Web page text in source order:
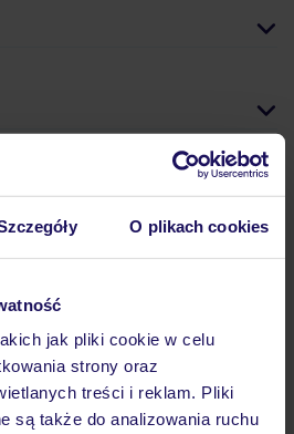
O plikach cookies
jak pliki cookie w celu
strony oraz
treści i reklam. Pliki
są także do analizowania ruchu